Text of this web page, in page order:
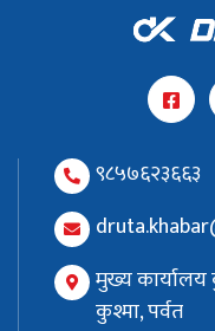
९८५७६२३६६३
मुख्य कार्यालय
कुश्मा, पर्वत